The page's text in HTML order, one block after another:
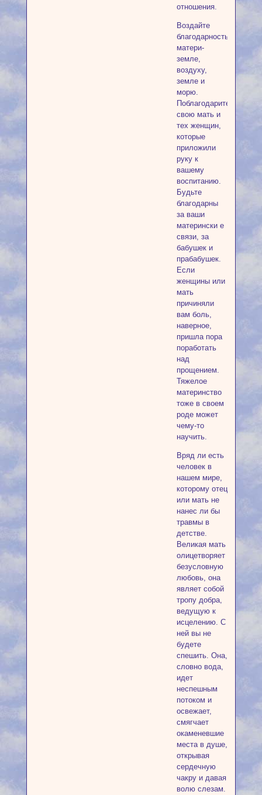
отношения.
Воздайте
благодарность
матери-
земле,
воздуху,
земле и
морю.
Поблагодарите
свою мать и
тех женщин,
которые
приложили
руку к
вашему
воспитанию.
Будьте
благодарны
за ваши
матерински е
связи, за
бабушек и
прабабушек.
Если
женщины или
мать
причиняли
вам боль,
наверное,
пришла пора
поработать
над
прощением.
Тяжелое
материнство
тоже в своем
роде может
чему-то
научить.
Вряд ли есть
человек в
нашем мире,
которому отец
или мать не
нанес ли бы
травмы в
детстве.
Великая мать
олицетворяет
безусловную
любовь, она
являет собой
тропу добра,
ведущую к
исцелению. С
ней вы не
будете
спешить. Она,
словно вода,
идет
неспешным
потоком и
освежает,
смягчает
окаменевшие
места в душе,
открывая
сердечную
чакру и давая
волю слезам.